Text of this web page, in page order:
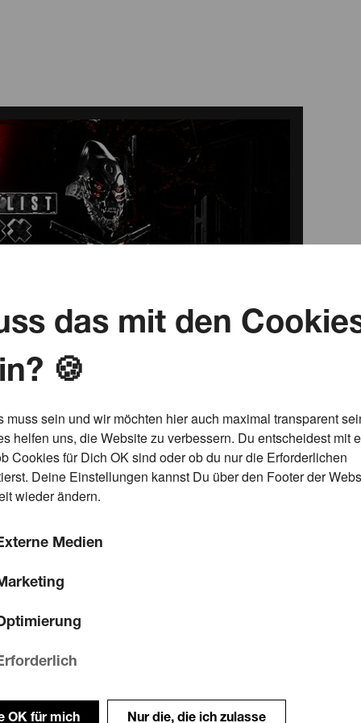
das mit den
🍪
muss sein und wir möchten hier auch maximal transparent
helfen uns, die Website zu verbessern. Du entscheidest mit
Cookies für Dich OK sind oder ob du nur die Erforderlichen
Deine Einstellungen kannst Du über den Footer der
wieder ändern.
Medien
OK für mich Nur die, die ich zulasse